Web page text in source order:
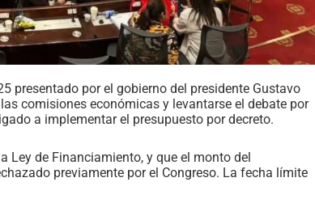
presentado por el gobierno del presidente Gustavo
comisiones económicas y levantarse el debate por
a implementar el presupuesto por decreto.
Ley de Financiamiento, y que el monto del
previamente por el Congreso. La fecha límite